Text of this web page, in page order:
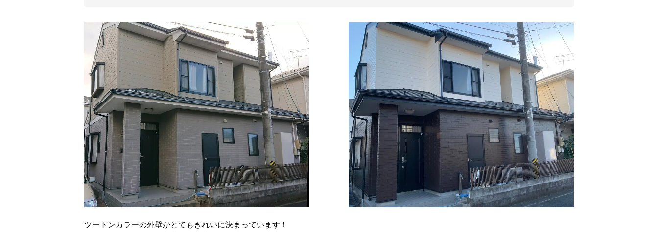
ツートンカラーの外壁がとてもきれいに決まっています！